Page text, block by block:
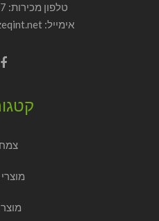
טלפון מכירות:
אימייל: ganyarak@bezeqint.net
מוצרי